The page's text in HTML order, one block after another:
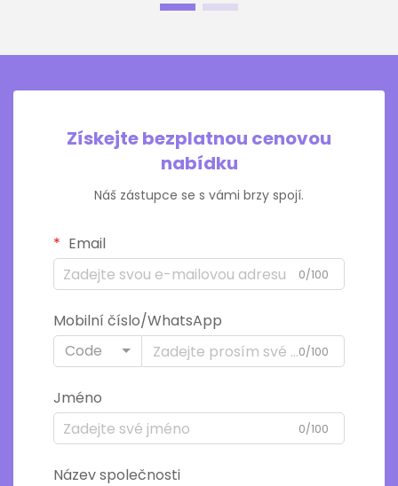
Získejte bezplatnou cenovou
nabídku
Náš zástupce se s vámi brzy spojí.
Email
0/100
Mobilní číslo/WhatsApp
Code
0/100
Jméno
0/100
Název společnosti